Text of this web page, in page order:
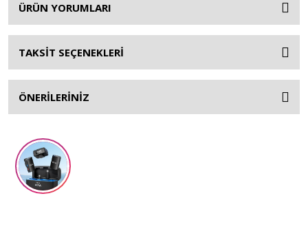
ÜRÜN YORUMLARI
TAKSİT SEÇENEKLERİ
ÖNERİLERİNİZ